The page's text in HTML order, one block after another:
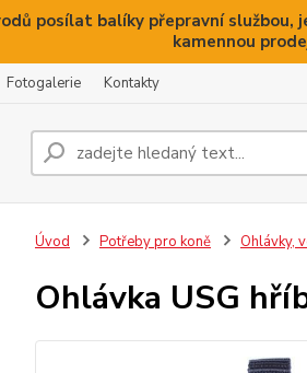
posílat balíky přepravní
kamennou
Fotogalerie Kontakty
Úvod Potřeby pro koně Ohlávky,
Ohlávka USG